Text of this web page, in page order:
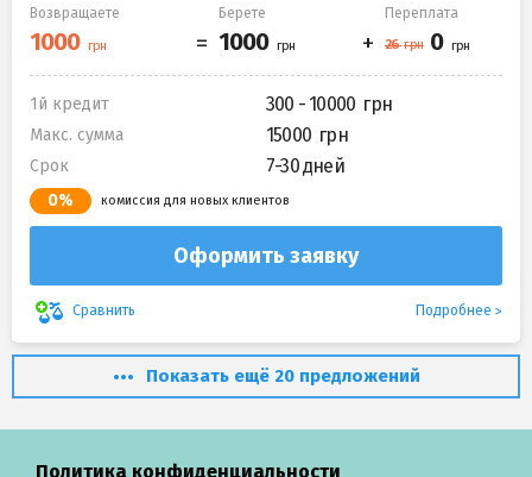
Возвращаете Берете Переплата
1й кредит 300 - 10000
Макс. сумма 15000
Срок 7-30 дней
0% комиссия для новых клиентов
Оформить заявку
Сравнить Подробнее
Показать ещё 20 предложений
Политика конфиденциальности